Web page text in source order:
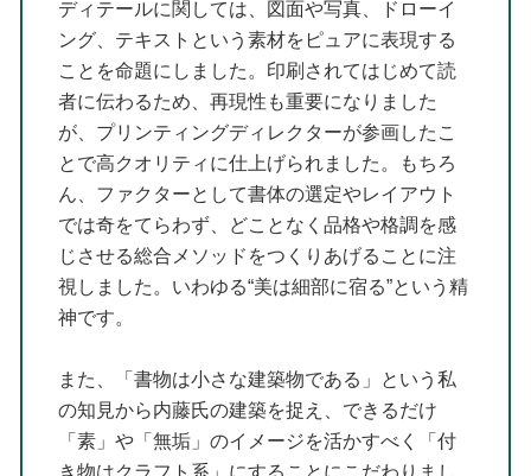
ディテールに関しては、図面や写真、ドローイ
ング、テキストという素材をピュアに表現する
ことを命題にしました。印刷されてはじめて読
者に伝わるため、再現性も重要になりました
が、プリンティングディレクターが参画したこ
とで高クオリティに仕上げられました。もちろ
ん、ファクターとして書体の選定やレイアウト
では奇をてらわず、どことなく品格や格調を感
じさせる総合メソッドをつくりあげることに注
視しました。いわゆる“美は細部に宿る”という精
神です。
また、「書物は小さな建築物である」という私
の知見から内藤氏の建築を捉え、できるだけ
「素」や「無垢」のイメージを活かすべく「付
き物はクラフト系」にすることにこだわりまし